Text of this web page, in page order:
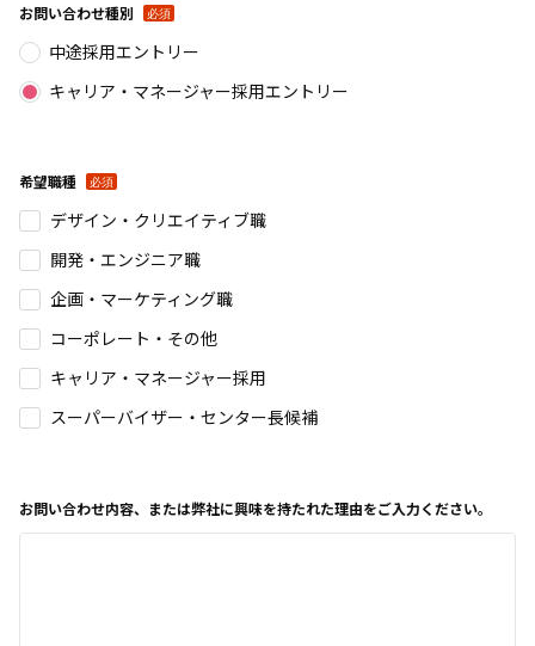
お問い合わせ種別
中途採用エントリー
キャリア・マネージャー採用エントリー
希望職種
デザイン・クリエイティブ職
開発・エンジニア職
企画・マーケティング職
コーポレート・その他
キャリア・マネージャー採用
スーパーバイザー・センター長候補
お問い合わせ内容、または弊社に興味を持たれた理由をご入力ください。